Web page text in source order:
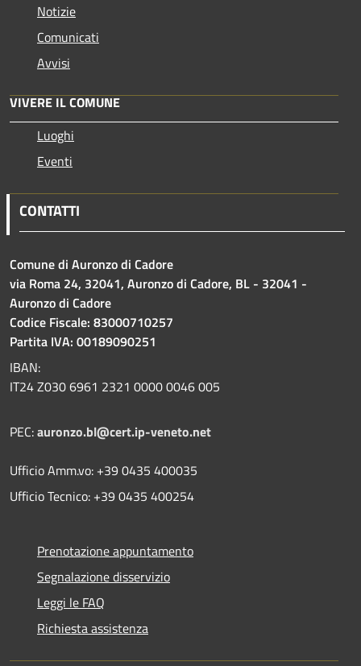
Notizie
Comunicati
Avvisi
VIVERE IL COMUNE
Luoghi
Eventi
CONTATTI
Comune di Auronzo di Cadore
via Roma 24, 32041, Auronzo di Cadore, BL - 32041 -
Auronzo di Cadore
Codice Fiscale: 83000710257
Partita IVA: 00189090251
IBAN:
IT24 Z030 6961 2321 0000 0046 005
PEC:auronzo.bl@cert.ip-veneto.net
Ufficio Amm.vo: +39 0435 400035
Ufficio Tecnico: +39 0435 400254
Prenotazione appuntamento
Segnalazione disservizio
Leggi le FAQ
Richiesta assistenza